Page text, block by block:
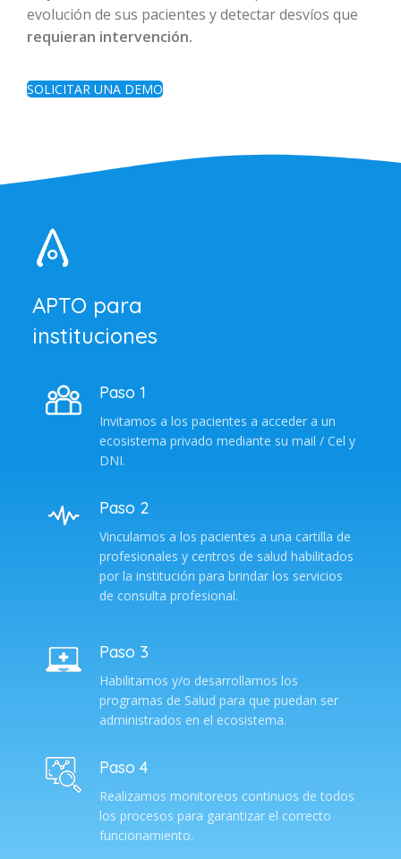
evolución de sus pacientes y detectar desvíos que
requieran intervención.
SOLICITAR UNA DEMO
APTO para
instituciones
Paso 1
Invitamos a los pacientes a acceder a un
ecosistema privado mediante su mail / Cel y
DNI.
Paso 2
Vinculamos a los pacientes a una cartilla de
profesionales y centros de salud habilitados
por la institución para brindar los servicios
de consulta profesional.
Paso 3
Habilitamos y/o desarrollamos los
programas de Salud para que puedan ser
administrados en el ecosistema.
Paso 4
Realizamos monitoreos continuos de todos
los procesos para garantizar el correcto
funcionamiento.